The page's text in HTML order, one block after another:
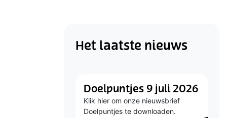
Het laatste nieuws
Doelpuntjes 9 juli 2026
Klik hier om onze nieuwsbrief
Doelpuntjes te downloaden.